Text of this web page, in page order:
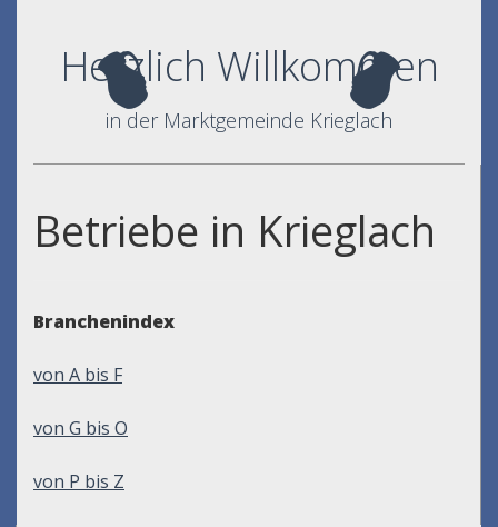
Herzlich Willkommen
in der Marktgemeinde Krieglach
Betriebe in Krieglach
Branchenindex
von A bis F
von G bis O
von P bis Z